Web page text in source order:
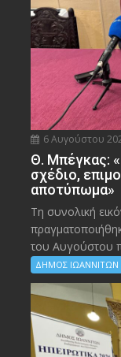
6 Αυγούστου
Θ. Μπέγκας:
σχέδιο,
αποτύπωμα»
Τη συνολική
του Αυγούστου
ΔΗΜΟΣ ΙΩΑΝΝΙΤΩΝ